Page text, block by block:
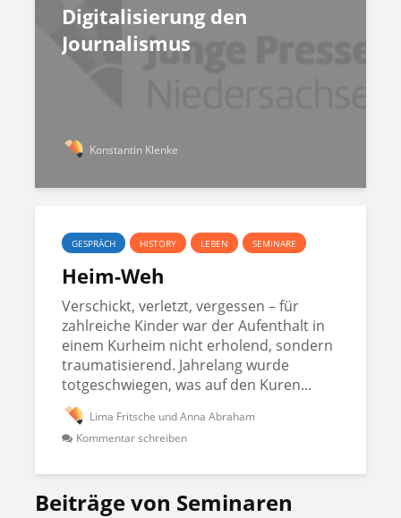
Digitalisierung den
Journalismus
Konstantin Klenke
GESPRÄCH HISTORY LEBEN SEMINARE
Heim-Weh
Verschickt, verletzt, vergessen – für
zahlreiche Kinder war der Aufenthalt in
einem Kurheim nicht erholend, sondern
traumatisierend. Jahrelang wurde
totgeschwiegen, was auf den Kuren...
Lima Fritsche und Anna Abraham
Kommentar schreiben
Beiträge von Seminaren